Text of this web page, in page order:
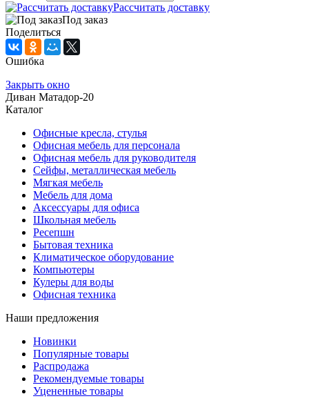
Рассчитать доставку
Под заказ
Поделиться
Ошибка
Закрыть окно
Диван Матадор-20
Каталог
Офисные кресла, стулья
Офисная мебель для персонала
Офисная мебель для руководителя
Сейфы, металлическая мебель
Мягкая мебель
Мебель для дома
Аксессуары для офиса
Школьная мебель
Ресепшн
Бытовая техника
Климатическое оборудование
Компьютеры
Кулеры для воды
Офисная техника
Наши предложения
Новинки
Популярные товары
Распродажа
Рекомендуемые товары
Уцененные товары